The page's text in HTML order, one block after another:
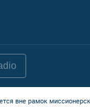
вне рамок